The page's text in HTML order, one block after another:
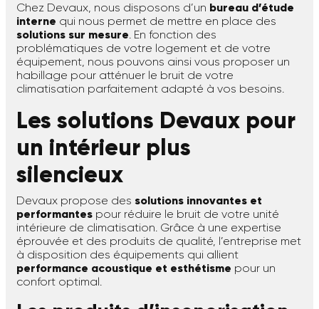
Chez Devaux, nous disposons d’un bureau d’étude
interne qui nous permet de mettre en place des
solutions sur mesure. En fonction des
problématiques de votre logement et de votre
équipement, nous pouvons ainsi vous proposer un
habillage pour atténuer le bruit de votre
climatisation parfaitement adapté à vos besoins.
Les solutions Devaux pour
un intérieur plus
silencieux
Devaux propose des solutions innovantes et
performantes pour réduire le bruit de votre unité
intérieure de climatisation. Grâce à une expertise
éprouvée et des produits de qualité, l’entreprise met
à disposition des équipements qui allient
performance acoustique et esthétisme pour un
confort optimal.